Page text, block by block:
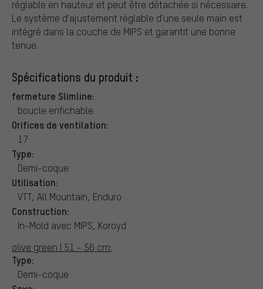
réglable en hauteur et peut être détachée si nécessaire.
Le système d'ajustement réglable d'une seule main est
intégré dans la couche de MIPS et garantit une bonne
tenue.
Spécifications du produit :
fermeture Slimline:
boucle enfichable
Orifices de ventilation:
17
Type:
Demi-coque
Utilisation:
VTT, All Mountain, Enduro
Construction:
In-Mold avec MIPS, Koroyd
olive green | 51 - 56 cm:
Type:
Demi-coque